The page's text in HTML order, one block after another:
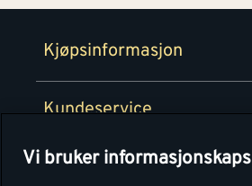
Kjøpsinformasjon
Retur- og angrerettsskjema
Kundeservice
Montér
Personvern
Vi bruker